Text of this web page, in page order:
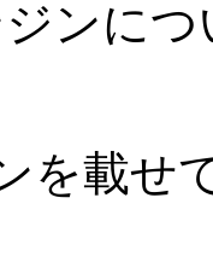
ンに
を載せ